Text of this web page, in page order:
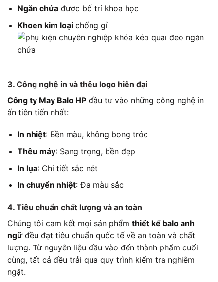
Ngăn chứađược bố trí khoa học
Khoen kim loạichống gỉ
3. Công nghệ in và thêu logo hiện đại
Công ty May Balo HP đầu tư vào những công nghệ in
ấn tiên tiến nhất:
In nhiệt: Bền màu, không bong tróc
Thêu máy: Sang trọng, bền đẹp
In lụa: Chi tiết sắc nét
In chuyển nhiệt: Đa màu sắc
4. Tiêu chuẩn chất lượng và an toàn
Chúng tôi cam kết mọi sản phẩm thiết kế balo anh
ngữđều đạt tiêu chuẩn quốc tế về an toàn và chất
lượng. Từ nguyên liệu đầu vào đến thành phẩm cuối
cùng, tất cả đều trải qua quy trình kiểm tra nghiêm
ngặt.